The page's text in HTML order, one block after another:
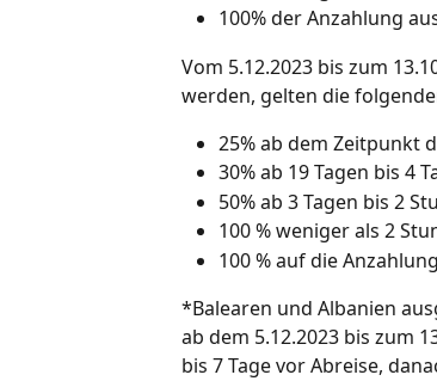
100% der Anzahlung
Vom 5.12.2023 bis zum
werden, gelten die
25% ab dem Zeitpunkt
30% ab 19 Tagen bis 4
50% ab 3 Tagen bis 2
100 % weniger als 2
100 % auf die
*Balearen und Albanien
ab dem 5.12.2023 bis zum
bis 7 Tage vor Abreise,